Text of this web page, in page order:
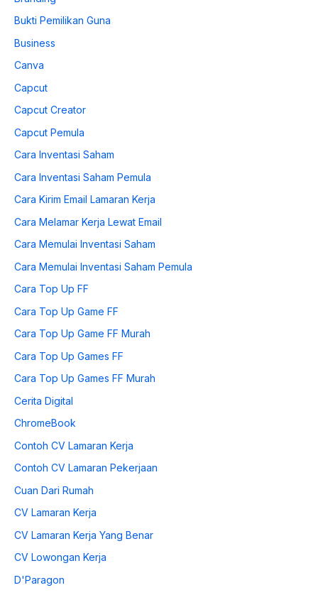
Bukti Pemilikan Guna
Business
Canva
Capcut
Capcut Creator
Capcut Pemula
Cara Inventasi Saham
Cara Inventasi Saham Pemula
Cara Kirim Email Lamaran Kerja
Cara Melamar Kerja Lewat Email
Cara Memulai Inventasi Saham
Cara Memulai Inventasi Saham Pemula
Cara Top Up FF
Cara Top Up Game FF
Cara Top Up Game FF Murah
Cara Top Up Games FF
Cara Top Up Games FF Murah
Cerita Digital
ChromeBook
Contoh CV Lamaran Kerja
Contoh CV Lamaran Pekerjaan
Cuan Dari Rumah
CV Lamaran Kerja
CV Lamaran Kerja Yang Benar
CV Lowongan Kerja
D'Paragon